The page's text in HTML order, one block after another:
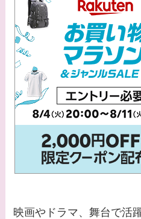
映画やドラマ、舞台で活